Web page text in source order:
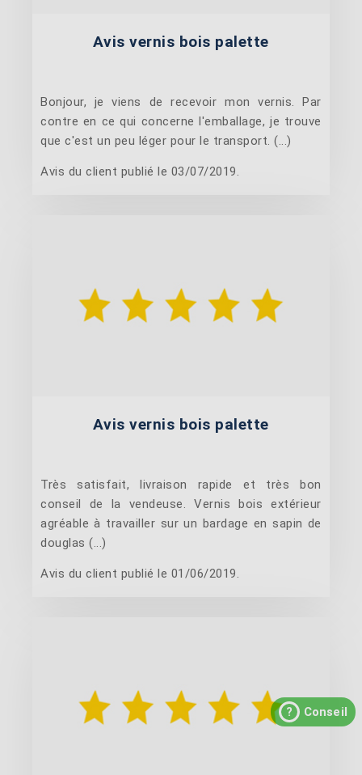
Avis vernis bois palette
Bonjour, je viens de recevoir mon vernis. Par
contre en ce qui concerne l'emballage, je trouve
que c'est un peu léger pour le transport. (...)
Avis du client publié le 03/07/2019.
Avis vernis bois palette
Très satisfait, livraison rapide et très bon
conseil de la vendeuse. Vernis bois extérieur
agréable à travailler sur un bardage en sapin de
douglas (...)
Avis du client publié le 01/06/2019.
? Conseil